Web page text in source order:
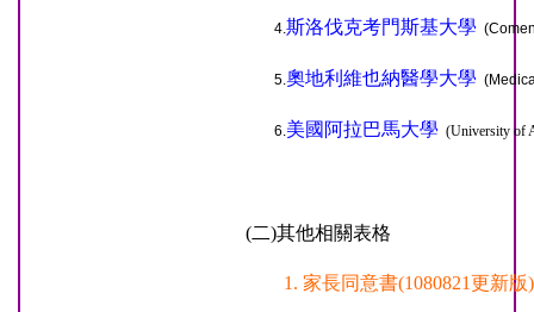
4.斯洛伐克考門斯基大學
5.奧地利維也納醫學大學
6.美國阿拉巴馬大學 (University of
(二)其他相關表格
1. 家長同意書(1080821更新版)